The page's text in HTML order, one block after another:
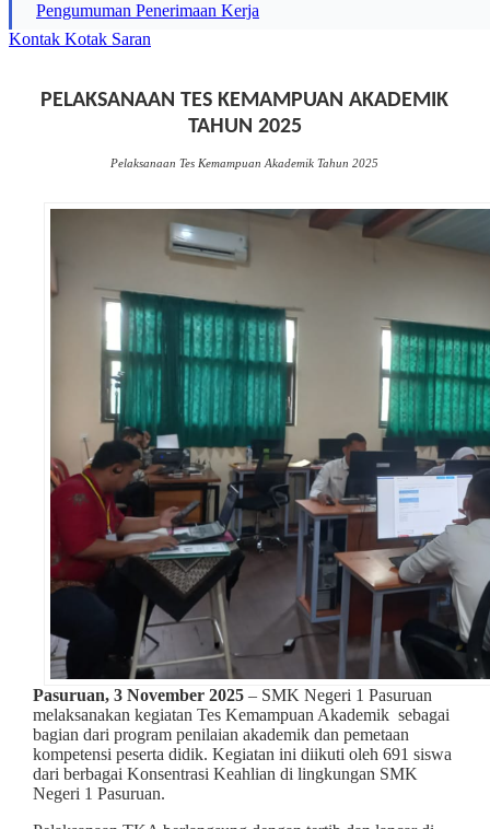
Pengumuman Penerimaan Kerja
Kontak Kotak Saran
PELAKSANAAN TES KEMAMPUAN AKADEMIK
TAHUN 2025
Pelaksanaan Tes Kemampuan Akademik Tahun 2025
Pasuruan, 3 November 2025– SMK Negeri 1 Pasuruan
melaksanakan kegiatan Tes Kemampuan Akademik sebagai
bagian dari program penilaian akademik dan pemetaan
kompetensi peserta didik. Kegiatan ini diikuti oleh 691 siswa
dari berbagai Konsentrasi Keahlian di lingkungan SMK
Negeri 1 Pasuruan.